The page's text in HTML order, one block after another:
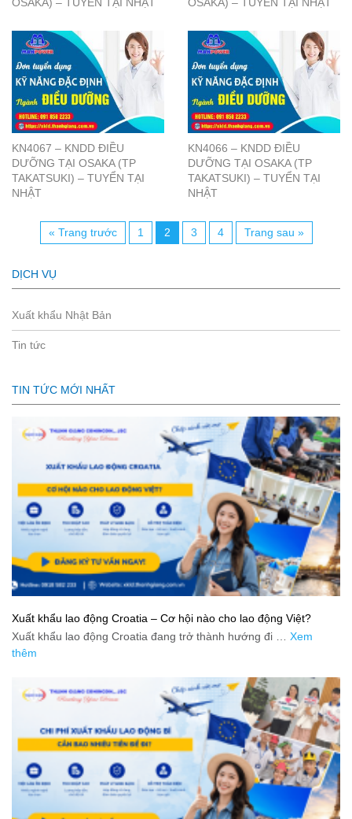
OSAKA) – TUYỂN TẠI NHẬT
OSAKA) – TUYỂN TẠI NHẬT
KN4067 – KNDD ĐIỀU
DƯỠNG TẠI OSAKA (TP
TAKATSUKI) – TUYỂN TẠI
NHẬT
KN4066 – KNDD ĐIỀU
DƯỠNG TẠI OSAKA (TP
TAKATSUKI) – TUYỂN TẠI
NHẬT
« Trang trước 1 2 3 4 Trang sau »
DỊCH VỤ
Xuất khẩu Nhật Bản
Tin tức
TIN TỨC MỚI NHẤT
Xuất khẩu lao động Croatia – Cơ hội nào cho lao động Việt?
Xuất khẩu lao động Croatia đang trở thành hướng đi … Xem
thêm